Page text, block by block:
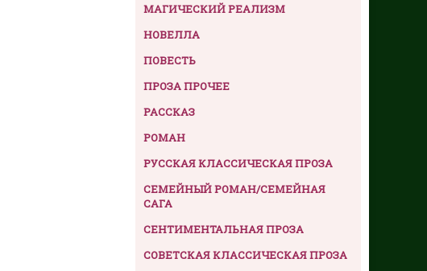
МАГИЧЕСКИЙ РЕАЛИЗМ
НОВЕЛЛА
ПОВЕСТЬ
ПРОЗА ПРОЧЕЕ
РАССКАЗ
РОМАН
РУССКАЯ КЛАССИЧЕСКАЯ ПРОЗА
СЕМЕЙНЫЙ РОМАН/СЕМЕЙНАЯ
САГА
СЕНТИМЕНТАЛЬНАЯ ПРОЗА
СОВЕТСКАЯ КЛАССИЧЕСКАЯ ПРОЗА